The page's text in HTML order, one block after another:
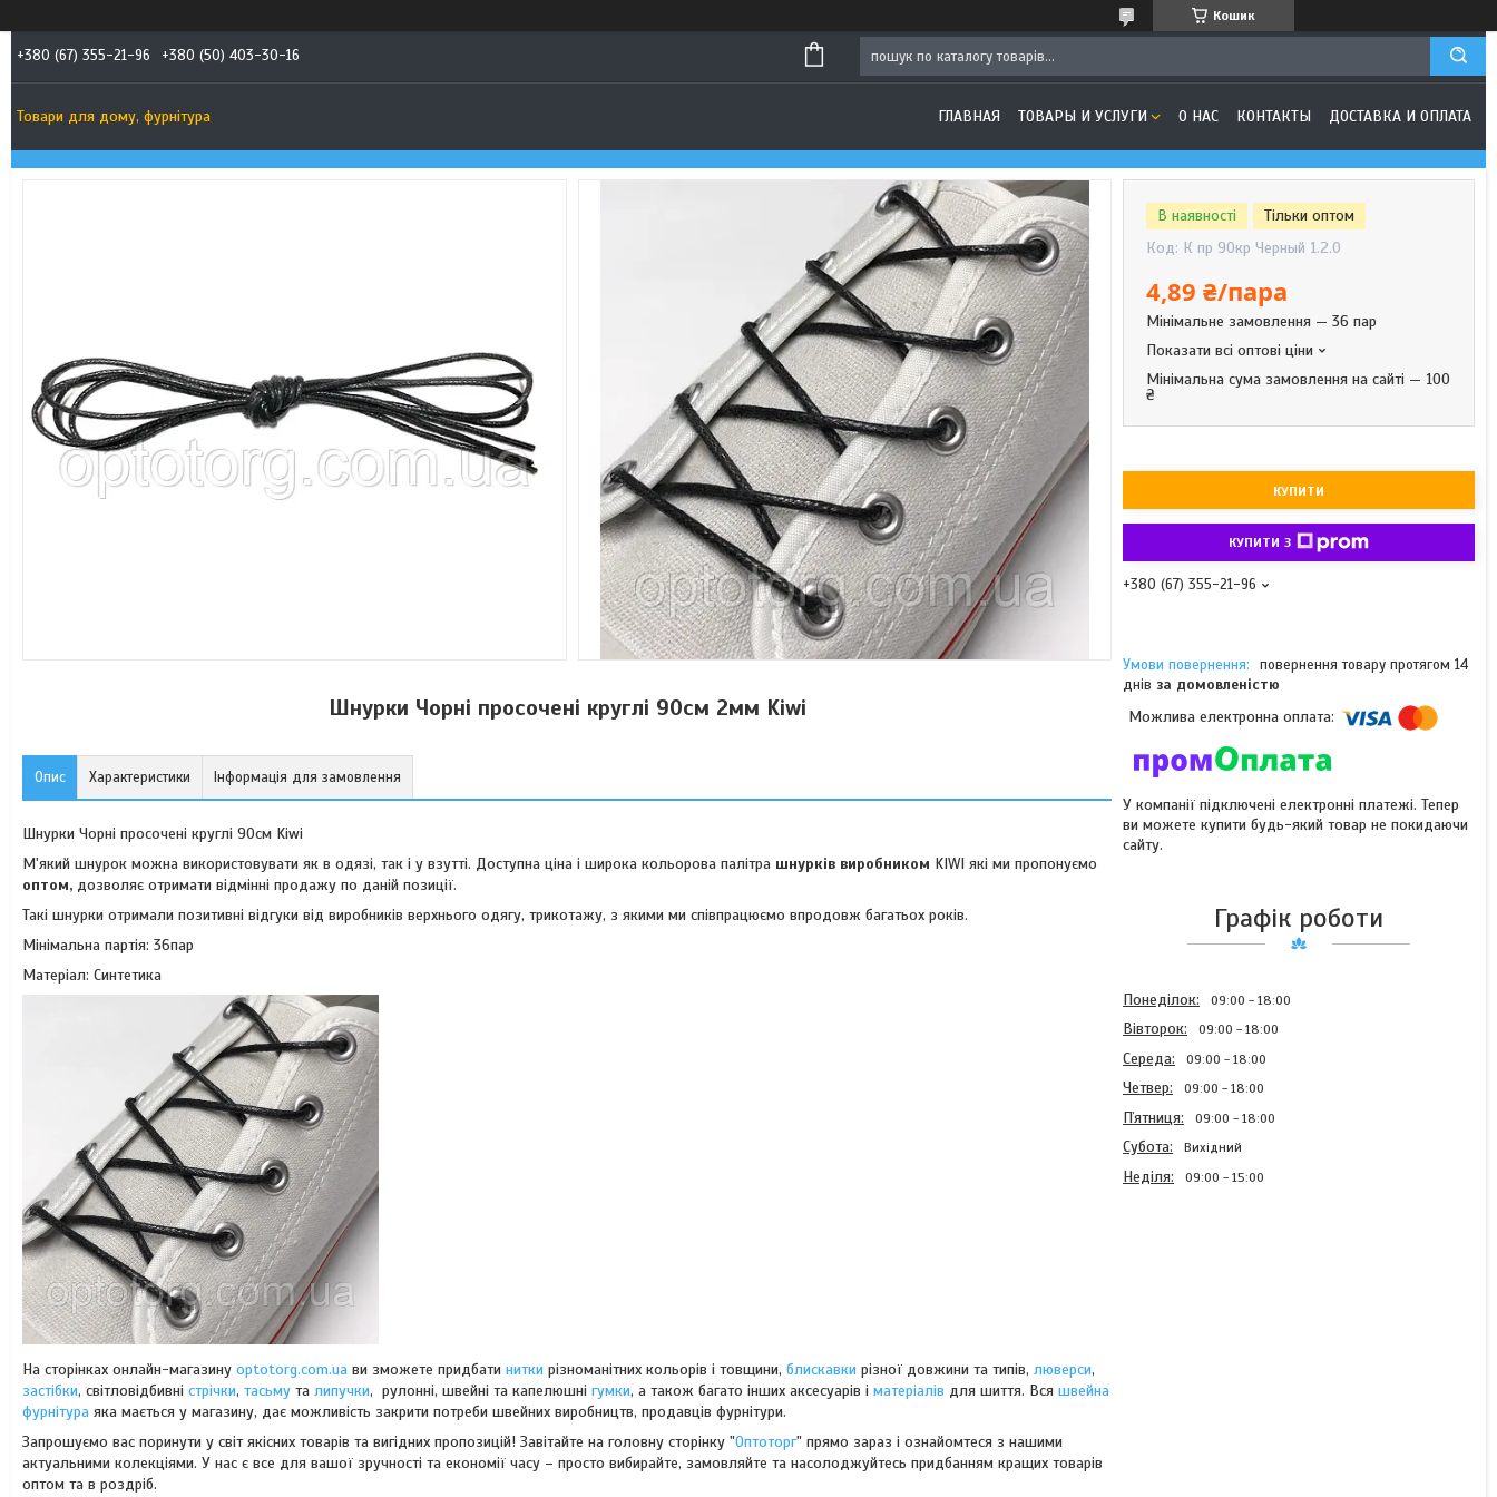
Кошик
+380 (67) 355-21-96 +380 (50) 403-30-16
Товари для дому, фурнітура ГЛАВНАЯ ТОВАРЫ И УСЛУГИ О НАС КОНТАКТЫ ДОСТАВКА И ОПЛАТА
Шнурки Чорні просочені круглі 90см 2мм Kiwi
Опис Характеристики Інформація для замовлення
Шнурки Чорні просочені круглі 90см Kiwi
М'який шнурок можна використовувати як в одязі, так і у взутті. Доступна ціна і широка кольорова палітра шнурків виробником KIWI які ми пропонуємо
оптом, дозволяє отримати відмінні продажу по даній позиції.
Такі шнурки отримали позитивні відгуки від виробників верхнього одягу, трикотажу, з якими ми співпрацюємо впродовж багатьох років.
Мінімальна партія: 36пар
Матеріал: Синтетика
На сторінках онлайн-магазину optotorg.com.ua ви зможете придбати нитки різноманітних кольорів і товщини, блискавки різної довжини та типів, люверси,
застібки, світловідбивні стрічки, тасьму та липучки, рулонні, швейні та капелюшні гумки, а також багато інших аксесуарів і матеріалів для шиття. Вся швейна
фурнітура яка мається у магазину, дає можливість закрити потреби швейних виробництв, продавців фурнітури.
Запрошуємо вас поринути у світ якісних товарів та вигідних пропозицій! Завітайте на головну сторінку "Оптоторг" прямо зараз і ознайомтеся з нашими
актуальними колекціями. У нас є все для вашої зручності та економії часу – просто вибирайте, замовляйте та насолоджуйтесь придбанням кращих товарів
оптом та в роздріб.
В наявності
Тільки оптом
Код: К пр 90кр Черный 1.2.0
4,89 ₴/пара
Мінімальне замовлення — 36 пар
Показати всі оптові ціни
Мінімальна сума замовлення на сайті — 100
₴
КУПИТИ
КУПИТИ З
+380 (67) 355-21-96
повернення товару протягом 14
днів за домовленістю
У компанії підключені електронні платежі. Тепер
ви можете купити будь-який товар не покидаючи
сайту.
Графік роботи
Понеділок 09:00 18:00
Вівторок 09:00 18:00
Середа 09:00 18:00
Четвер 09:00 18:00
Пʼятниця 09:00 18:00
Субота Вихідний
Неділя 09:00 15:00